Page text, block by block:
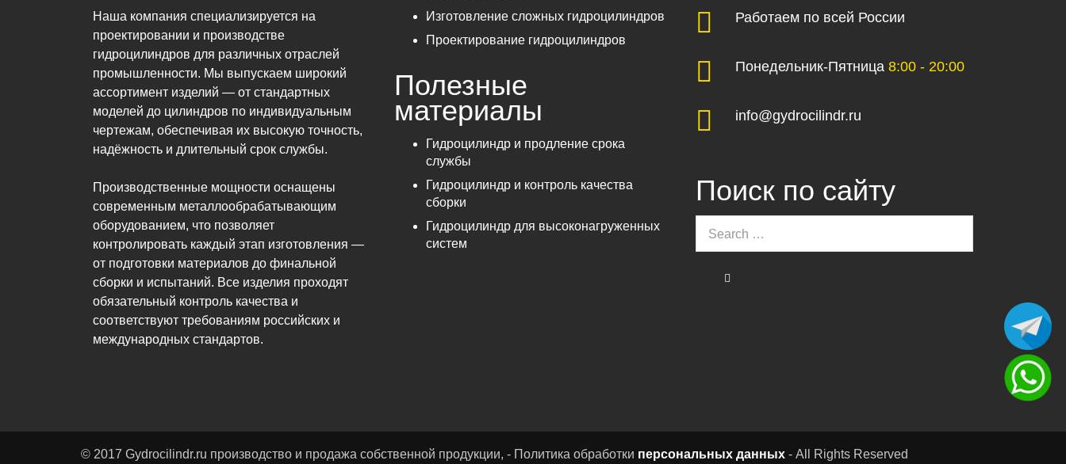
Наша компания специализируется на
проектировании и производстве
гидроцилиндров для различных отраслей
промышленности. Мы выпускаем широкий
ассортимент изделий — от стандартных
моделей до цилиндров по индивидуальным
чертежам, обеспечивая их высокую точность,
надёжность и длительный срок службы.
Производственные мощности оснащены
современным металлообрабатывающим
оборудованием, что позволяет
контролировать каждый этап изготовления —
от подготовки материалов до финальной
сборки и испытаний. Все изделия проходят
обязательный контроль качества и
соответствуют требованиям российских и
международных стандартов.
Изготовление сложных гидроцилиндров
Проектирование гидроцилиндров
Полезные
материалы
Гидроцилиндр и продление срока
службы
Гидроцилиндр и контроль качества
сборки
Гидроцилиндр для высоконагруженных
систем
Работаем по всей России
Понедельник-Пятница 8:00 - 20:00
info@gydrocilindr.ru
Поиск по сайту
© 2017 Gydrocilindr.ru производство и продажа собственной продукции, - Политика обработки персональных данных - All Rights Reserved